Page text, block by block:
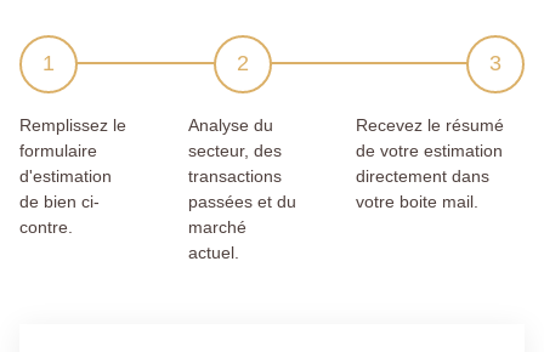
Remplissez le
formulaire
d'estimation
de bien ci-
contre.
Analyse du
secteur, des
transactions
passées et du
marché
actuel.
Recevez le résumé
de votre estimation
directement dans
votre boite mail.